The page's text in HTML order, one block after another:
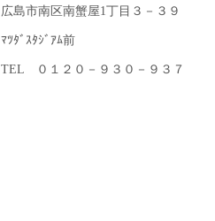
広島市南区南蟹屋1丁目３－３９
ﾏﾂﾀﾞｽﾀｼﾞｱﾑ前
TEL ０１２０－９３０－９３７